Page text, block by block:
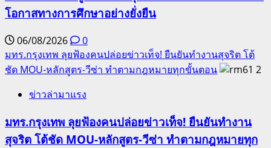
โอกาสทางการศึกษาอย่างยั่งยืน
06/08/2026
0
มทร.กรุงเทพ ลุยฟ้องคนปล่อยข่าวเท็จ! ยืนยันทำงานสุจริต โต้
ชัด MOU-หลักสูตร-วีซ่า ทำตามกฎหมายทุกขั้นตอน
2
ข่าวล่ามาแรง
มทร.กรุงเทพ ลุยฟ้องคนปล่อยข่าวเท็จ! ยืนยันทำงาน
สุจริต โต้ชัด MOU-หลักสูตร-วีซ่า ทำตามกฎหมายทุก